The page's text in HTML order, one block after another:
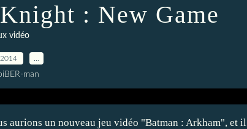
: New Game
vidéo
man
aurions un nouveau jeu vidéo "Batman : Arkham", et il